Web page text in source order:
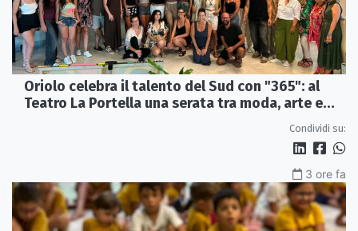
Oriolo celebra il talento del Sud con "365": al
Teatro La Portella una serata tra moda, arte e
Condividi su:
3 ore fa